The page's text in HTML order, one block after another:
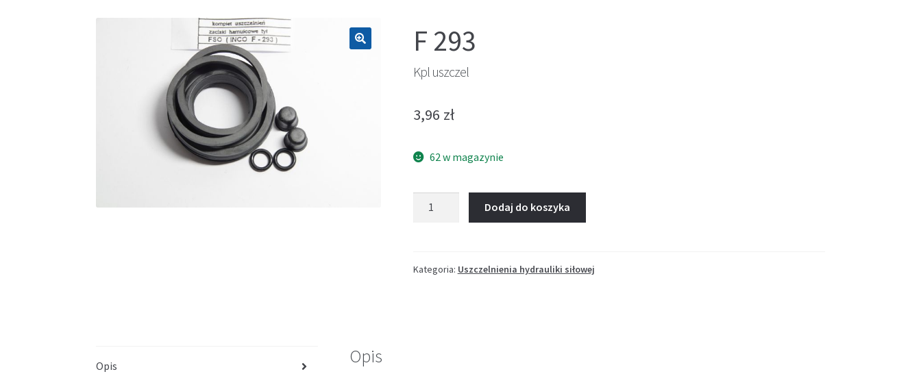
F 293
Kpl uszczel
3,96 zł
62 w magazynie
Dodaj do koszyka
Kategoria: Uszczelnienia hydrauliki siłowej
Opis Opis